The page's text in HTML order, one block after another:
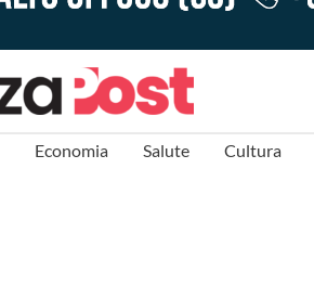
Economia Salute Cultura